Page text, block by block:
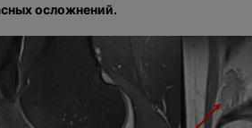
осложнений.